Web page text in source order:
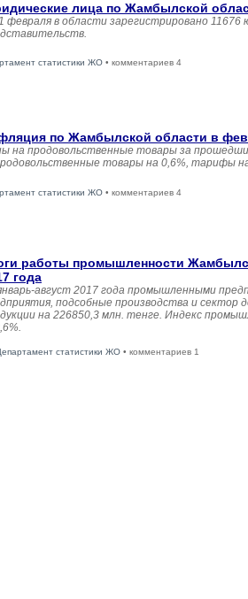
лица по Жамбылской
февраля в области зарегистрировано 11676
статистики ЖО • комментариев 4
по Жамбылской области в
на продовольственные товары за
товары на 0,6%, тарифы
статистики ЖО • комментариев 4
работы промышленности
года
август 2017 года промышленными
подсобные производства и сектор
на 226850,3 млн. тенге. Индекс
статистики ЖО • комментариев 1